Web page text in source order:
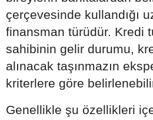
çerçevesinde kullandığı
finansman türüdür. Kredi
sahibinin gelir durumu,
alınacak taşınmazın
kriterlere göre
Genellikle şu özellikleri